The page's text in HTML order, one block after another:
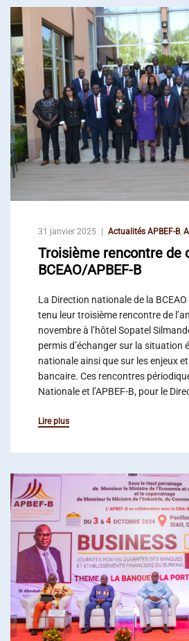
31 janvier 2025 Actualités APBEF-B,
Troisième rencontre de
BCEAO/APBEF-B
La Direction nationale de la BCEAO
tenu leur troisième rencontre de
novembre à l’hôtel Sopatel
permis d’échanger sur la situation
nationale ainsi que sur les enjeux
bancaire. Ces rencontres
Nationale et l’APBEF-B, pour le
Lire plus